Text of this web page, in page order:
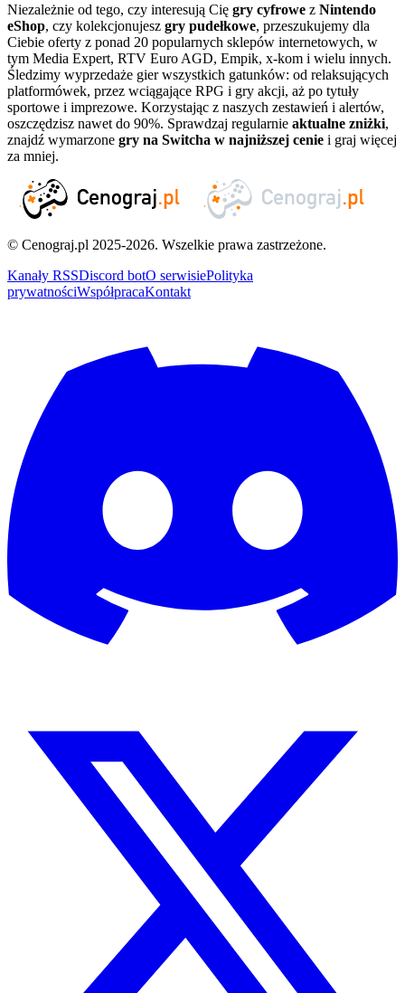
Niezależnie od tego, czy interesują Cię gry cyfrowe z Nintendo
eShop, czy kolekcjonujesz gry pudełkowe, przeszukujemy dla
Ciebie oferty z ponad 20 popularnych sklepów internetowych, w
tym Media Expert, RTV Euro AGD, Empik, x-kom i wielu innych.
Śledzimy wyprzedaże gier wszystkich gatunków: od relaksujących
platformówek, przez wciągające RPG i gry akcji, aż po tytuły
sportowe i imprezowe. Korzystając z naszych zestawień i alertów,
oszczędzisz nawet do 90%. Sprawdzaj regularnie aktualne zniżki,
znajdź wymarzone gry na Switcha w najniższej cenie i graj więcej
za mniej.
© Cenograj.pl 2025-2026. Wszelkie prawa zastrzeżone.
Kanały RSSDiscord botO serwisiePolityka
prywatnościWspółpracaKontakt